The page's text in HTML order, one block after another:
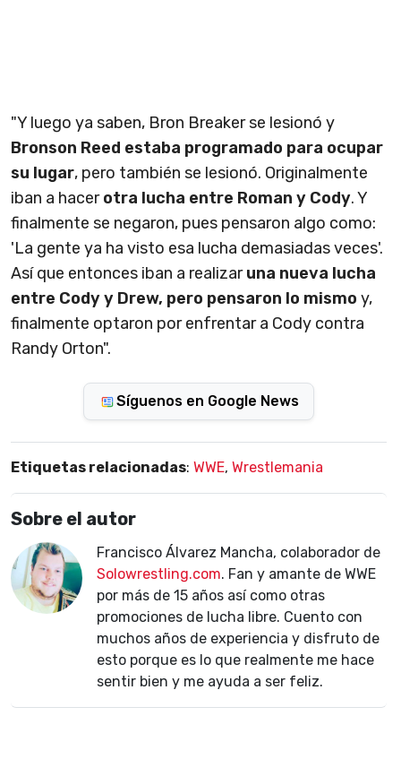
"Y luego ya saben, Bron Breaker se lesionó y
Bronson Reed estaba programado para ocupar
su lugar, pero también se lesionó. Originalmente
iban a hacerotra lucha entre Roman y Cody. Y
finalmente se negaron, pues pensaron algo como:
'La gente ya ha visto esa lucha demasiadas veces'.
Así que entonces iban a realizaruna nueva lucha
entre Cody y Drew, pero pensaron lo mismo y,
finalmente optaron por enfrentar a Cody contra
Randy Orton".
Síguenos en Google News
Etiquetas relacionadas: WWE, Wrestlemania
Sobre el autor
Francisco Álvarez Mancha, colaborador de
Solowrestling.com. Fan y amante de WWE
por más de 15 años así como otras
promociones de lucha libre. Cuento con
muchos años de experiencia y disfruto de
esto porque es lo que realmente me hace
sentir bien y me ayuda a ser feliz.